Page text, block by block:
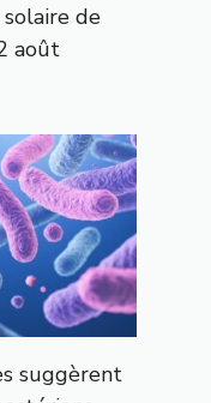
solaire de
août
suggèrent